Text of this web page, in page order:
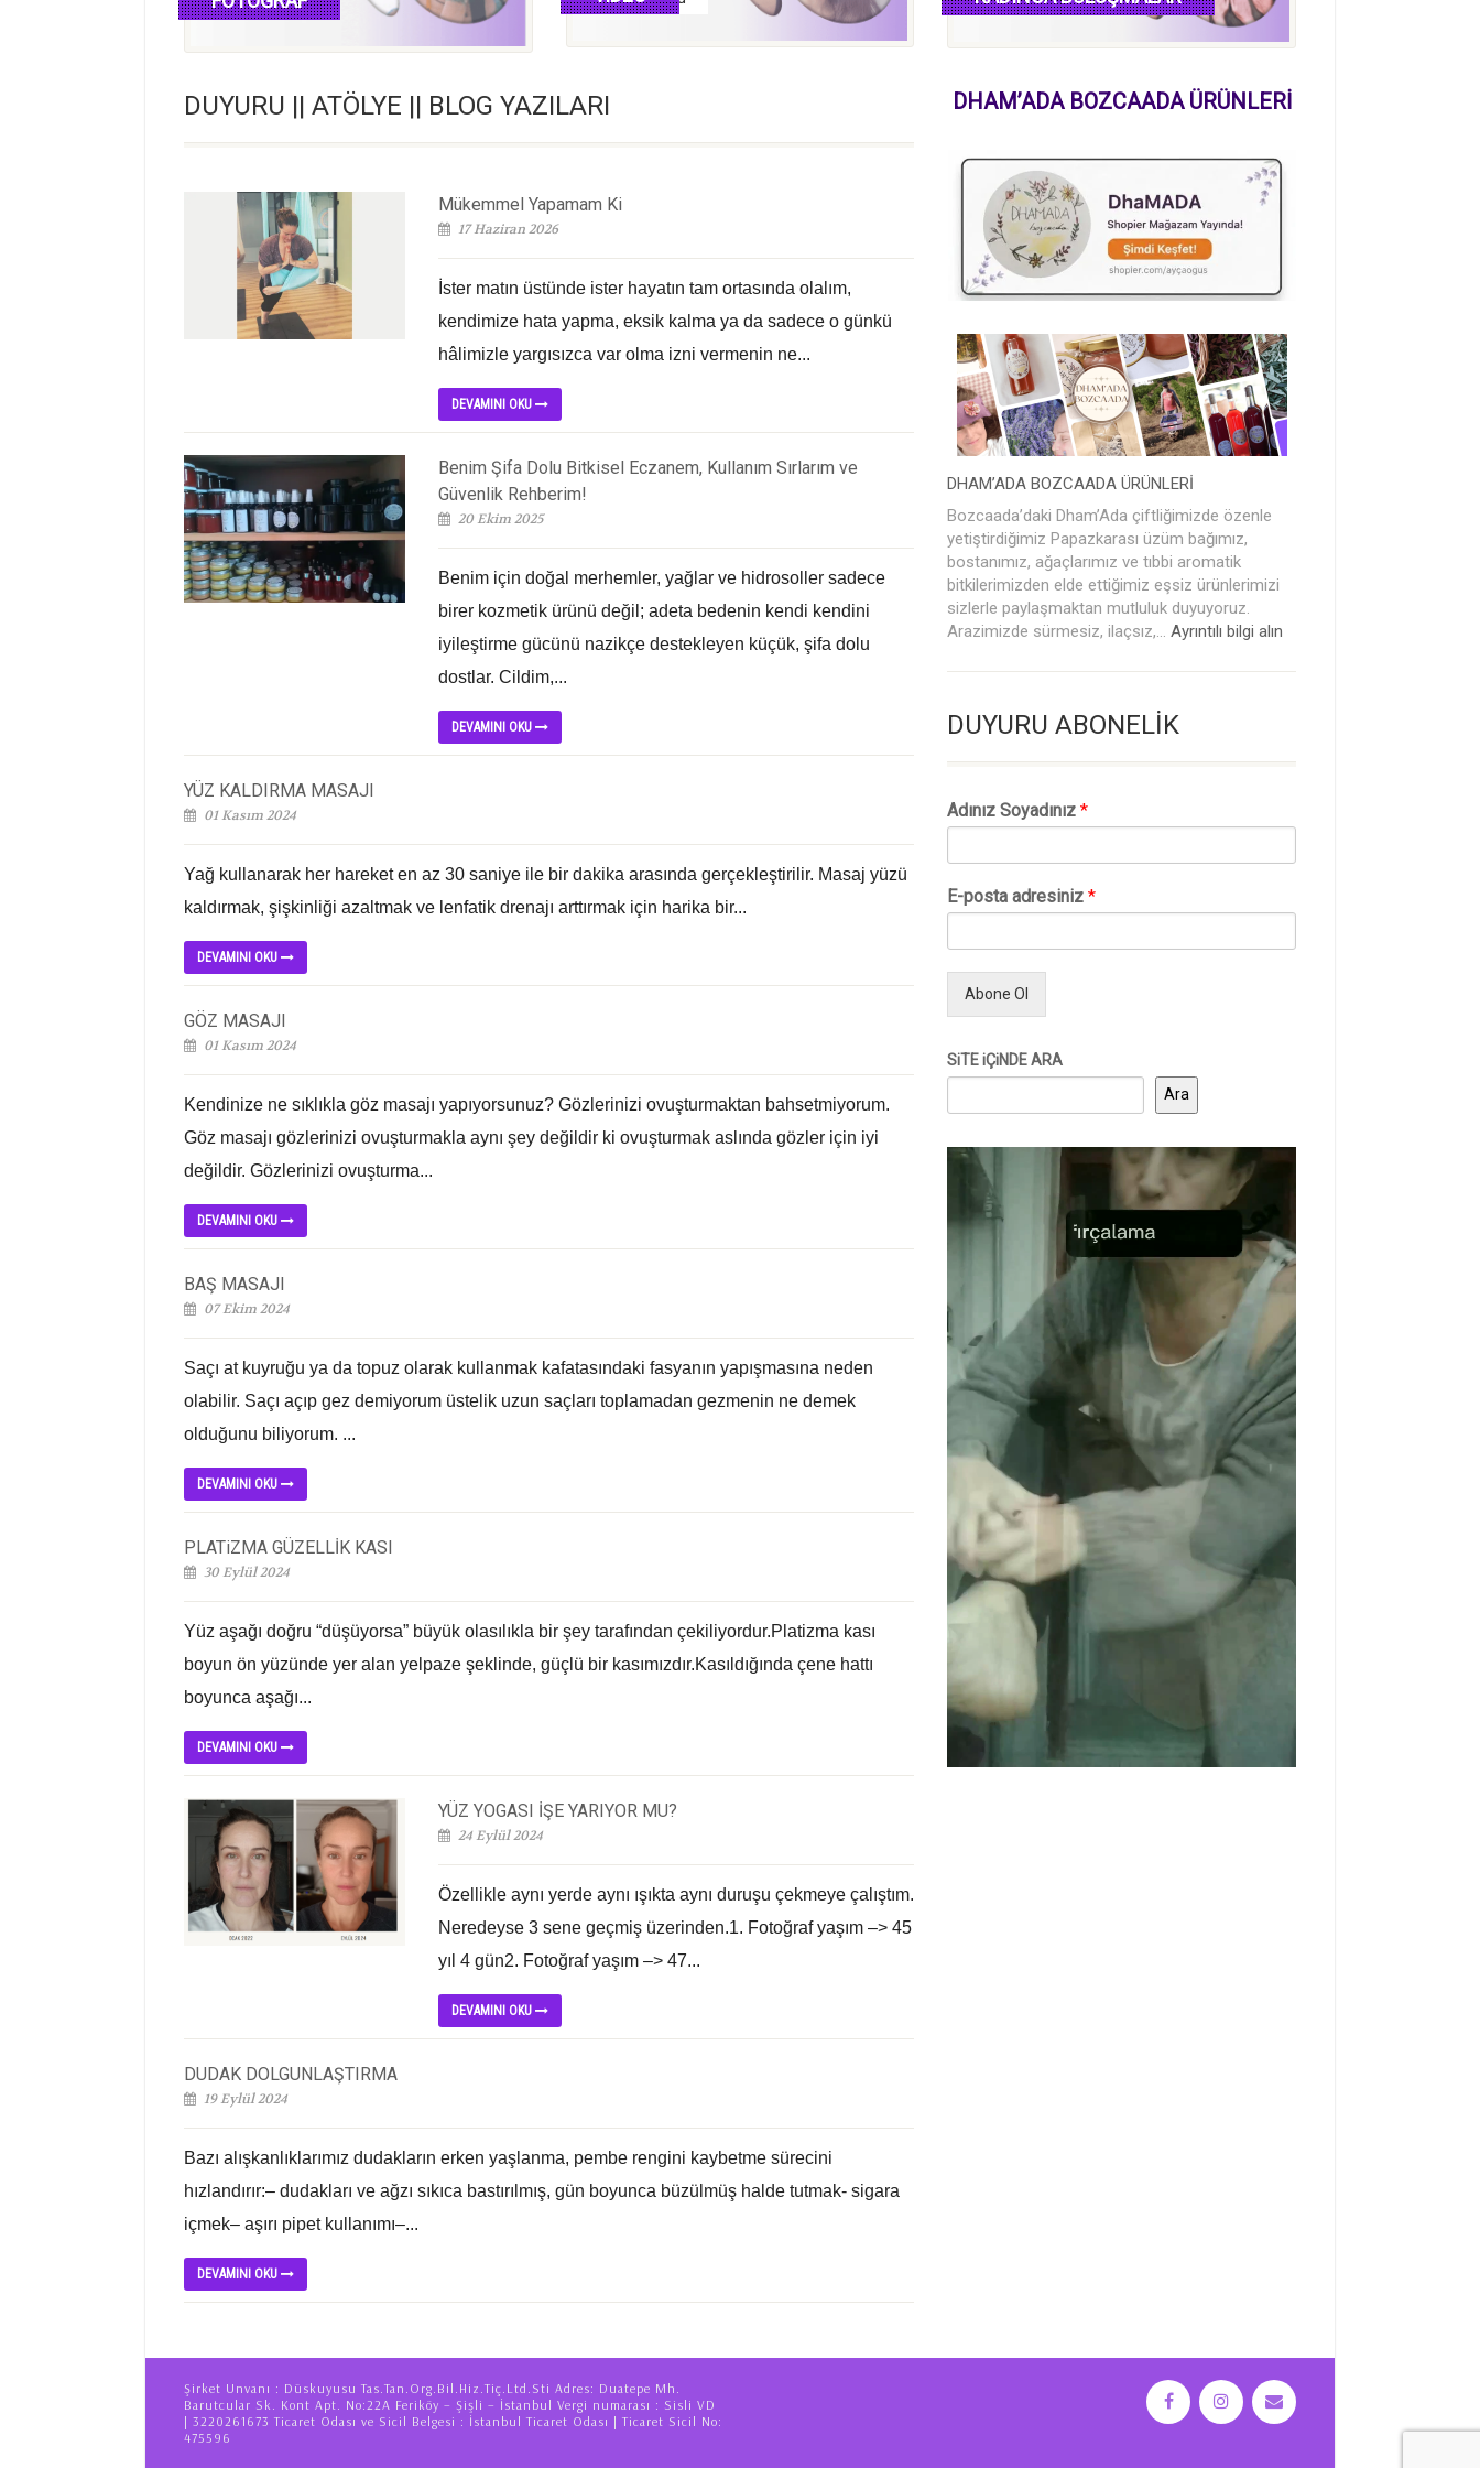
devamını oku
DUYURU || ATÖLYE || BLOG YAZILARI
Mükemmel Yapamam Ki
17 Haziran 2026
İster matın üstünde ister hayatın tam ortasında olalım,
kendimize hata yapma, eksik kalma ya da sadece o günkü
hâlimizle yargısızca var olma izni vermenin ne...
DEVAMINI OKU
Benim Şifa Dolu Bitkisel Eczanem, Kullanım Sırlarım ve
Güvenlik Rehberim!
20 Ekim 2025
Benim için doğal merhemler, yağlar ve hidrosoller sadece
birer kozmetik ürünü değil; adeta bedenin kendi kendini
iyileştirme gücünü nazikçe destekleyen küçük, şifa dolu
dostlar. Cildim,...
DEVAMINI OKU
YÜZ KALDIRMA MASAJI
01 Kasım 2024
Yağ kullanarak her hareket en az 30 saniye ile bir dakika arasında gerçekleştirilir. Masaj yüzü
kaldırmak, şişkinliği azaltmak ve lenfatik drenajı arttırmak için harika bir...
DEVAMINI OKU
GÖZ MASAJI
01 Kasım 2024
Kendinize ne sıklıkla göz masajı yapıyorsunuz? Gözlerinizi ovuşturmaktan bahsetmiyorum.
Göz masajı gözlerinizi ovuşturmakla aynı şey değildir ki ovuşturmak aslında gözler için iyi
değildir. Gözlerinizi ovuşturma...
DEVAMINI OKU
BAŞ MASAJI
07 Ekim 2024
Saçı at kuyruğu ya da topuz olarak kullanmak kafatasındaki fasyanın yapışmasına neden
olabilir. Saçı açıp gez demiyorum üstelik uzun saçları toplamadan gezmenin ne demek
olduğunu biliyorum. ...
DEVAMINI OKU
PLATiZMA GÜZELLİK KASI
30 Eylül 2024
Yüz aşağı doğru “düşüyorsa” büyük olasılıkla bir şey tarafından çekiliyordur.Platizma kası
boyun ön yüzünde yer alan yelpaze şeklinde, güçlü bir kasımızdır.Kasıldığında çene hattı
boyunca aşağı...
DEVAMINI OKU
YÜZ YOGASI İŞE YARIYOR MU?
24 Eylül 2024
Özellikle aynı yerde aynı ışıkta aynı duruşu çekmeye çalıştım.
Neredeyse 3 sene geçmiş üzerinden.1. Fotoğraf yaşım –> 45
yıl 4 gün2. Fotoğraf yaşım –> 47...
DEVAMINI OKU
DUDAK DOLGUNLAŞTIRMA
19 Eylül 2024
Bazı alışkanlıklarımız dudakların erken yaşlanma, pembe rengini kaybetme sürecini
hızlandırır:– dudakları ve ağzı sıkıca bastırılmış, gün boyunca büzülmüş halde tutmak‐ sigara
içmek– aşırı pipet kullanımı–...
DEVAMINI OKU
DHAM’ADA BOZCAADA ÜRÜNLERİ
DHAM’ADA BOZCAADA ÜRÜNLERİ
Bozcaada’daki Dham’Ada çiftliğimizde özenle
yetiştirdiğimiz Papazkarası üzüm bağımız,
bostanımız, ağaçlarımız ve tıbbi aromatik
bitkilerimizden elde ettiğimiz eşsiz ürünlerimizi
sizlerle paylaşmaktan mutluluk duyuyoruz.
Arazimizde sürmesiz, ilaçsız,…Ayrıntılı bilgi alın
DUYURU ABONELİK
Adınız Soyadınız*
E-posta adresiniz*
Abone Ol
SiTE iÇiNDE ARA
Ara
Şirket Unvanı : Düskuyusu Tas.Tan.Org.Bil.Hiz.Tiç.Ltd.Sti Adres: Duatepe Mh.
Barutcular Sk. Kont Apt. No:22A Feriköy – Şişli – İstanbul Vergi numarası : Sisli VD
| 3220261673 Ticaret Odası ve Sicil Belgesi : İstanbul Ticaret Odası | Ticaret Sicil No:
475596